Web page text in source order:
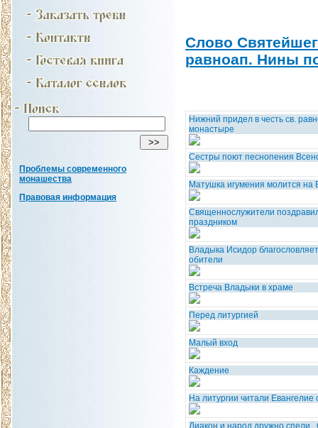
Проблемы современного
монашества
Правовая информация
Слово
равноап. Нины
Нижний придел в честь св.
монастыре
Сестры поют песнопения
Матушка игумения молится
Священнослужители
праздником
Владыка Исидор
обители
Встреча Владыки в храме
Перед литургией
Малый вход
Каждение
На литургии читали
Диакон и народ дружно спели